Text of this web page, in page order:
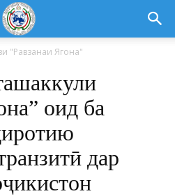
"Равзанаи Ягона"
оид ба
дар